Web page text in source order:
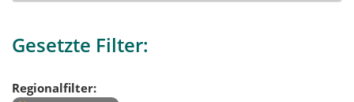
Gesetzte Filter:
Regionalfilter: